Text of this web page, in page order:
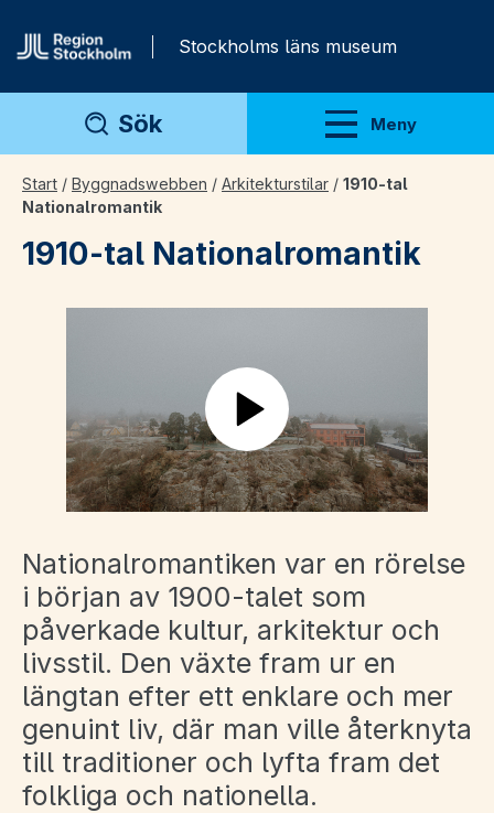
Stockholms läns museum
Sök Meny
Visa meny
Start / Byggnadswebben / Arkitekturstilar / 1910-tal
Nationalromantik
1910-tal Nationalromantik
Play
Nationalromantiken var en rörelse
i början av 1900-talet som
påverkade kultur, arkitektur och
livsstil. Den växte fram ur en
längtan efter ett enklare och mer
genuint liv, där man ville återknyta
till traditioner och lyfta fram det
folkliga och nationella.